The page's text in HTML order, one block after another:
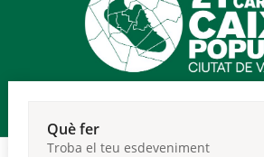
València en esport
Reserves
Què fer
Troba el teu esdeveniment